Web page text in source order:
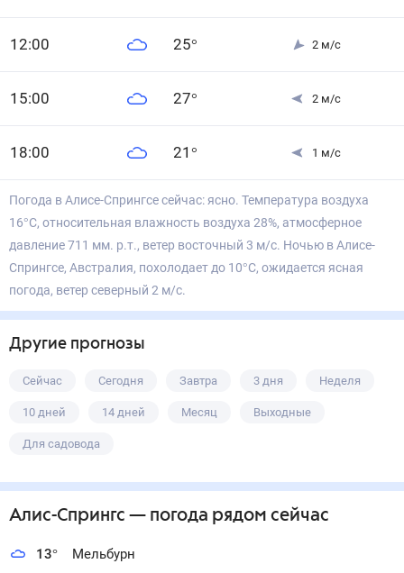
12:00 25° 2 м/с
15:00 27° 2 м/с
18:00 21 ° 1 м/с
Погода в Алисе-Спрингсе сейчас: ясно. Температура воздуха
16°С, относительная влажность воздуха 28%, атмосферное
давление 711 мм. р.т., ветер восточный 3 м/с. Ночью в Алисе-
Спрингсе, Австралия, похолодает до 10°С, ожидается ясная
погода, ветер северный 2 м/с.
Другие прогнозы
Сейчас Сегодня Завтра 3 дня Неделя
10 дней 14 дней Месяц Выходные
Для садовода
Алис-Спрингс — погода рядом сейчас
13° Мельбурн